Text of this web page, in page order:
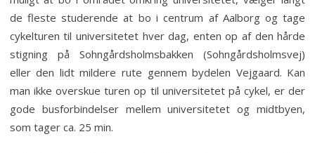
de fleste studerende at bo i centrum af Aalborg og tage
cykelturen til universitetet hver dag, enten op af den hårde
stigning på Sohngårdsholmsbakken (Sohngårdsholmsvej)
eller den lidt mildere rute gennem bydelen Vejgaard. Kan
man ikke overskue turen op til universitetet på cykel, er der
gode busforbindelser mellem universitetet og midtbyen,
som tager ca. 25 min.